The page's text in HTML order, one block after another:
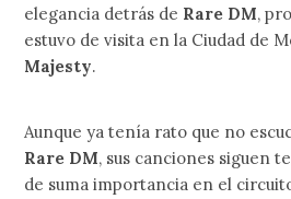
elegancia detrás de Rare DM,
estuvo de visita en la Ciudad de
Majesty.
Aunque ya tenía rato que no
Rare DM, sus canciones siguen
de suma importancia en el